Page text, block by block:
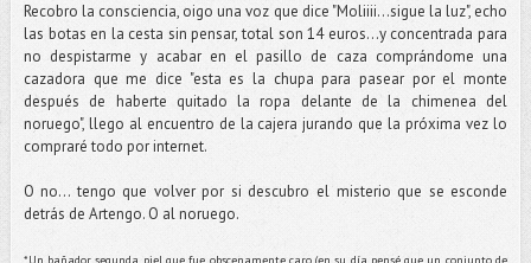
Recobro la consciencia, oigo una voz que dice "Moliiii...sigue la luz", echo
las botas en la cesta sin pensar, total son 14 euros...y concentrada para
no despistarme y acabar en el pasillo de caza comprándome una
cazadora que me dice "esta es la chupa para pasear por el monte
después de haberte quitado la ropa delante de la chimenea del
noruego", llego al encuentro de la cajera jurando que la próxima vez lo
compraré todo por internet.
O no... tengo que volver por si descubro el misterio que se esconde
detrás de Artengo. O al noruego.